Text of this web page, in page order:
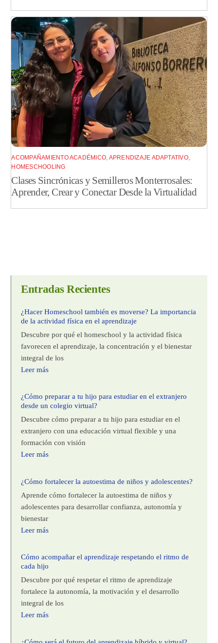
ACOMPAÑAMIENTO ACADÉMICO, APRENDIZAJE ADAPTATIVO,
HOMESCHOOLING
Clases Sincrónicas y Semilleros Monterrosales:
Aprender, Crear y Conectar Desde la Virtualidad
Entradas Recientes
¿Hacer Homeschool también es moverse? La importancia
de la actividad física en el aprendizaje
Descubre por qué el homeschool y la actividad física
favorecen el aprendizaje, la concentración y el bienestar
integral de los
Leer más
¿Cómo preparar a tu hijo para estudiar en el extranjero
desde un colegio virtual?
Descubre cómo preparar a tu hijo para estudiar en el
extranjero con una educación virtual flexible y una
formación con visión
Leer más
¿Cómo fortalecer la autoestima de niños y adolescentes?
Aprende cómo fortalecer la autoestima de niños y
adolescentes para desarrollar confianza, autonomía y
bienestar
Leer más
Cómo acompañar el aprendizaje respetando el ritmo de
cada hijo
Descubre por qué respetar el ritmo de aprendizaje
fortalece la autonomía, la motivación y el desarrollo
integral de los
Leer más